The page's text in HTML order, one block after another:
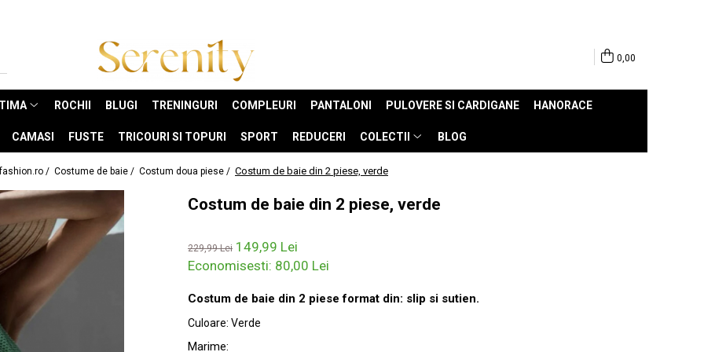
0,00
ROCHII BLUGI TRENINGURI COMPLEURI PANTALONI PULOVERE SI CARDIGANE HANORACE
CAMASI FUSTE TRICOURI SI TOPURI SPORT REDUCERI COLECTII BLOG
/ Costume de baie / Costum doua piese / Costum de baie din 2 piese, verde
Costum de baie din 2 piese, verde
229,99 Lei 149,99 Lei
Economisesti: 80,00 Lei
Costum de baie din 2 piese format din: slip si sutien.
Culoare: Verde
Marime: